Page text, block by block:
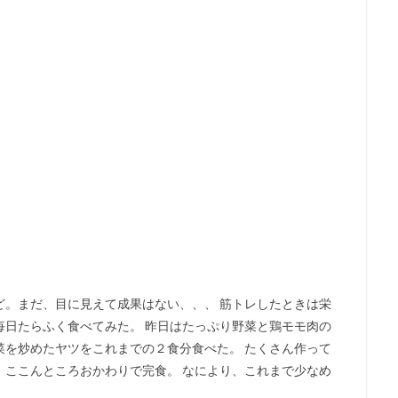
まだ、目に見えて成果はない、、、 筋トレしたときは栄
たらふく食べてみた。 昨日はたっぷり野菜と鶏モモ肉の
炒めたヤツをこれまでの２食分食べた。 たくさん作って
こんところおかわりで完食。 なにより、これまで少なめ